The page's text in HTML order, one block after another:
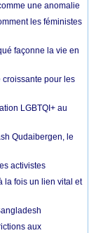
une anomalie
les féministes
façonne la vie en
croissante pour les
LGBTQI+ au
Qudaibergen, le
activistes
la fois un lien vital et
aux